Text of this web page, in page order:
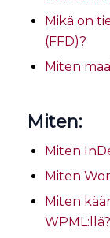
Mikä on
(FFD)?
Miten
Miten:
Miten
Miten
Miten
WPML:llä?